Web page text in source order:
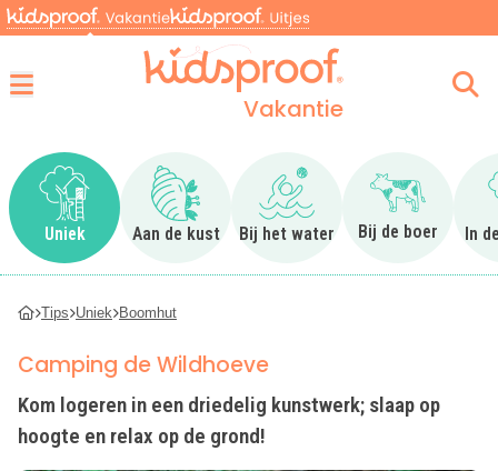
Vakantie
Uniek
Ga naar Uniek
Aan de kust
Ga naar Aan de kust
Bij het water
Ga naar Bij het water
Bij de boer
Ga naar Bij
In
Tips Uniek Boomhut
Camping de Wildhoeve
Kom logeren in een driedelig kunstwerk; slaap op
hoogte en relax op de grond!